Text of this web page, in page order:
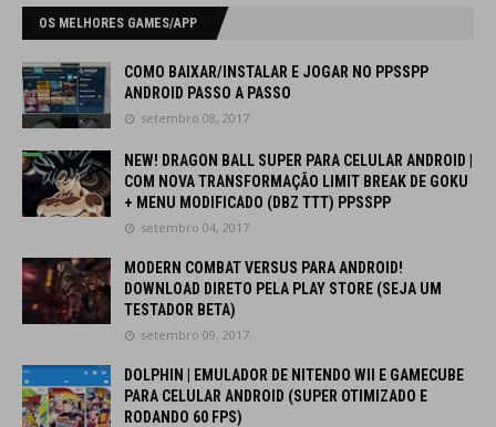
OS MELHORES GAMES/APP
COMO BAIXAR/INSTALAR E JOGAR NO PPSSPP
ANDROID PASSO A PASSO
setembro 08, 2017
NEW! DRAGON BALL SUPER PARA CELULAR ANDROID |
COM NOVA TRANSFORMAÇÃO LIMIT BREAK DE GOKU
+ MENU MODIFICADO (DBZ TTT) PPSSPP
setembro 04, 2017
MODERN COMBAT VERSUS PARA ANDROID!
DOWNLOAD DIRETO PELA PLAY STORE (SEJA UM
TESTADOR BETA)
setembro 09, 2017
DOLPHIN | EMULADOR DE NITENDO WII E GAMECUBE
PARA CELULAR ANDROID (SUPER OTIMIZADO E
RODANDO 60 FPS)